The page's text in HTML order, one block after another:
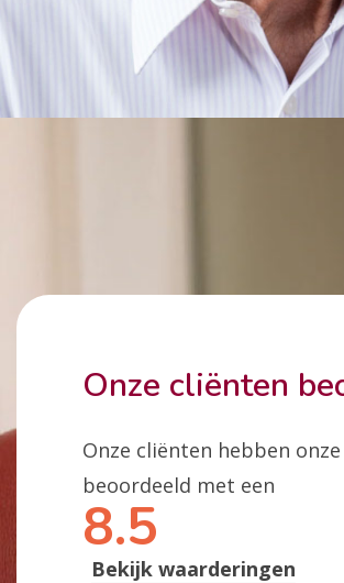
Onze cliënten
Onze cliënten hebben
beoordeeld met een
8.5
Bekijk waarderingen